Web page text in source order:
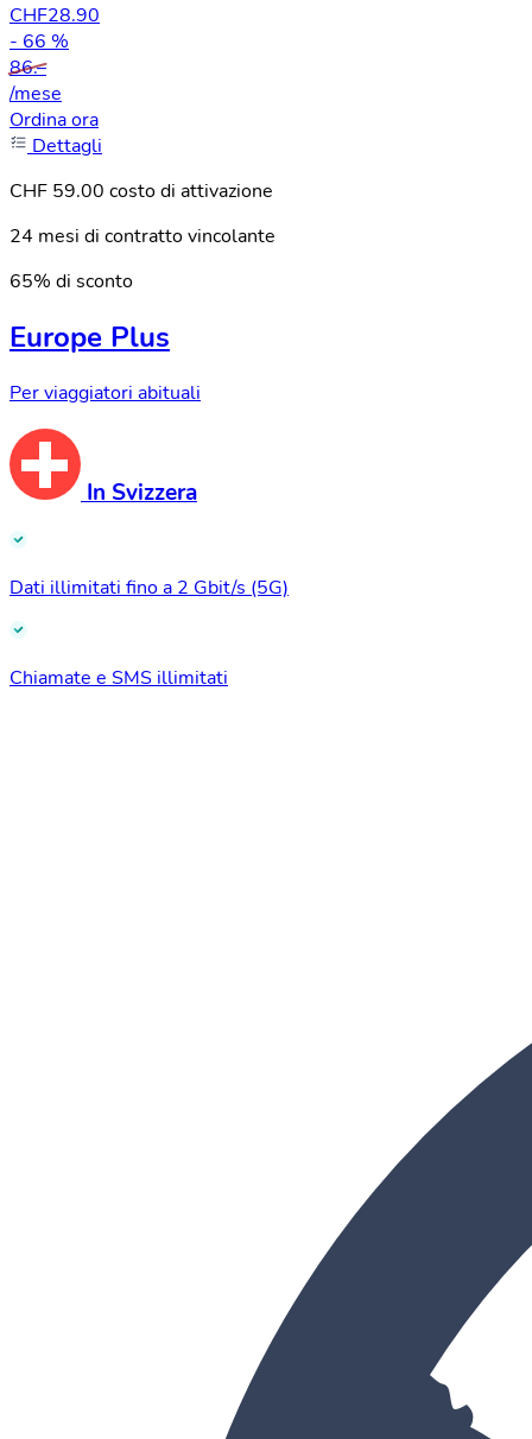
CHF28.90
- 66 %
86.–
/mese
Ordina ora
Dettagli
CHF 59.00 costo di attivazione
24 mesi di contratto vincolante
65% di sconto
Europe Plus
Per viaggiatori abituali
In Svizzera
Dati illimitati fino a 2 Gbit/s (5G)
Chiamate e SMS illimitati